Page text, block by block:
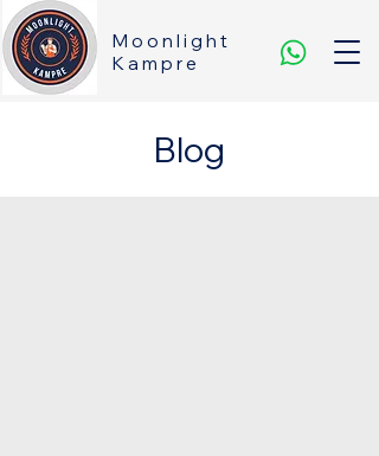
Moonlight
Kampre
Blog